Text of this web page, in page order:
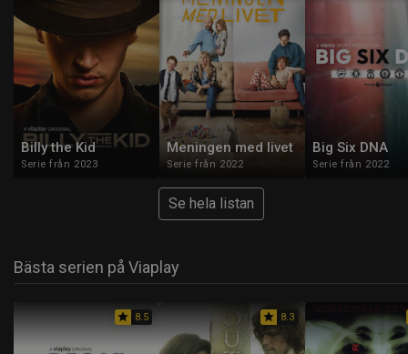
Billy the Kid
Serie från 2023
Meningen med livet
Serie från 2022
Big Six DNA
Serie från 2022
Se hela listan
Bästa serien på Viaplay
star 8.5 star 8.3